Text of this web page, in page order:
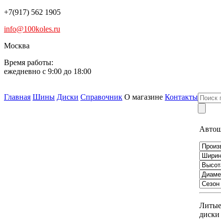
+7(917) 562 1905
info@100koles.ru
Москва
Время работы:
ежедневно с 9:00 до 18:00
Главная Шины Диски Справочник О магазине Контакты
Литые
диски